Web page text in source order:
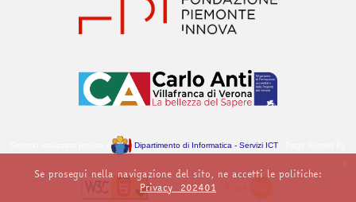
Dipartimento di Informatica - Servizi ICT
Se prosegui nella navigazione del sito, ne accetti le politiche:
Privacy_202401